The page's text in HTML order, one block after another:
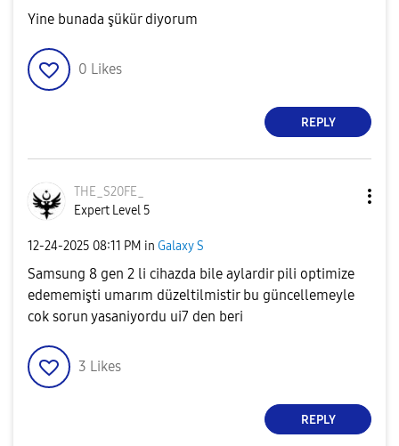
Yine bunada şükür diyorum
0 Likes
REPLY
THE_S20FE_
Expert Level 5
‎12-24-2025 08:11 PM in Galaxy S
Samsung 8 gen 2 li cihazda bile aylardir pili optimize
edememişti umarım düzeltilmistir bu güncellemeyle
cok sorun yasaniyordu ui7 den beri
3 Likes
REPLY